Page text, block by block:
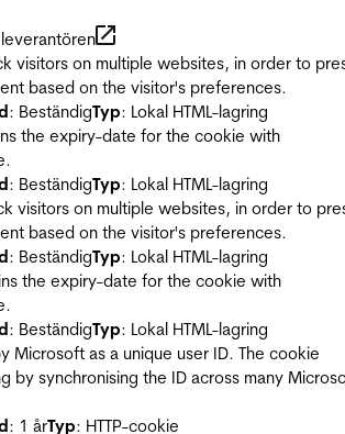
visitors on multiple websites, in order to
based on the visitor's preferences.
: BeständigTyp: Lokal HTML-lagring
the expiry-date for the cookie with
: BeständigTyp: Lokal HTML-lagring
visitors on multiple websites, in order to
based on the visitor's preferences.
: BeständigTyp: Lokal HTML-lagring
the expiry-date for the cookie with
: BeständigTyp: Lokal HTML-lagring
Microsoft as a unique user ID. The cookie
by synchronising the ID across many
: 1 årTyp: HTTP-cookie